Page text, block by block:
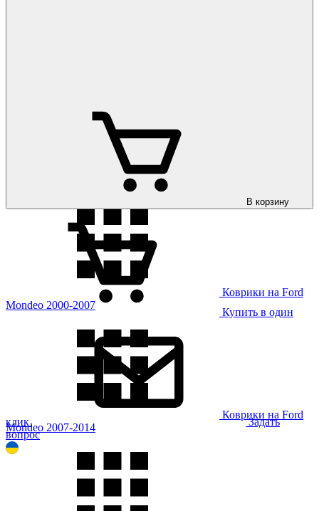
Коврики на Ford
Mondeo 2000-2007
Коврики на Ford
Mondeo 2007-2014
В корзину
Купить в один
клик
Задать
вопрос